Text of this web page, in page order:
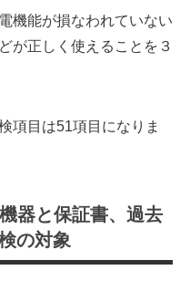
機能が損なわれていない
が正しく使えることを３
項目は51項目になりま
器と保証書、過去
の対象